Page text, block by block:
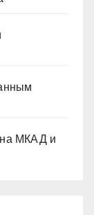
на МКАД и